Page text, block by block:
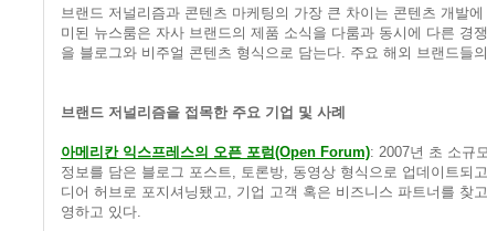
브랜드 저널리즘과 콘텐츠 마케팅의 가장 큰 차이는 콘텐츠 개발
미된 뉴스룸은 자사 브랜드의 제품 소식을 다룸과 동시에 다른 경
을 블로그와 비주얼 콘텐츠 형식으로 담는다. 주요 해외 브랜드들
브랜드 저널리즘을 접목한 주요 기업 및 사례
아메리칸 익스프레스의 오픈 포럼(Open Forum): 2007년 초 소규
정보를 담은 블로그 포스트, 토론방, 동영상 형식으로 업데이트되
디어 허브로 포지셔닝됐고, 기업 고객 혹은 비즈니스 파트너를 찾
영하고 있다.